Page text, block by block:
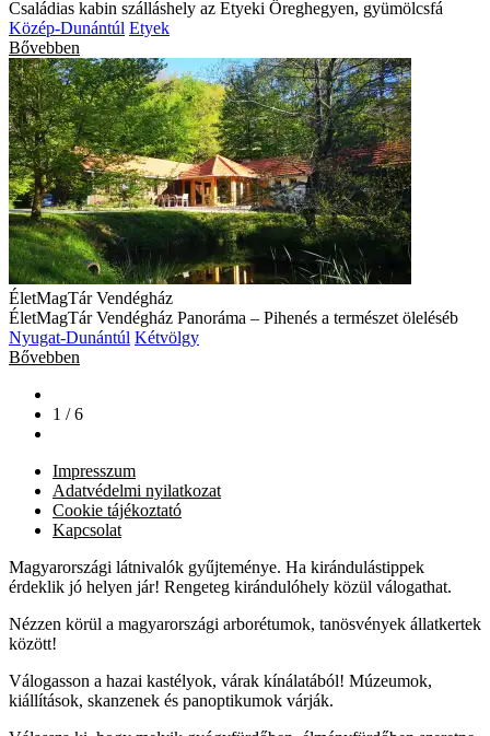
Családias kabin szálláshely az Etyeki Öreghegyen, gyümölcsfá
Közép-Dunántúl Etyek
Bővebben
ÉletMagTár Vendégház
ÉletMagTár Vendégház Panoráma – Pihenés a természet öleléséb
Nyugat-Dunántúl Kétvölgy
Bővebben
1 / 6
Impresszum
Adatvédelmi nyilatkozat
Cookie tájékoztató
Kapcsolat
Magyarországi látnivalók gyűjteménye. Ha kirándulástippek
érdeklik jó helyen jár! Rengeteg kirándulóhely közül válogathat.
Nézzen körül a magyarországi arborétumok, tanösvények állatkertek
között!
Válogasson a hazai kastélyok, várak kínálatából! Múzeumok,
kiállítások, skanzenek és panoptikumok várják.